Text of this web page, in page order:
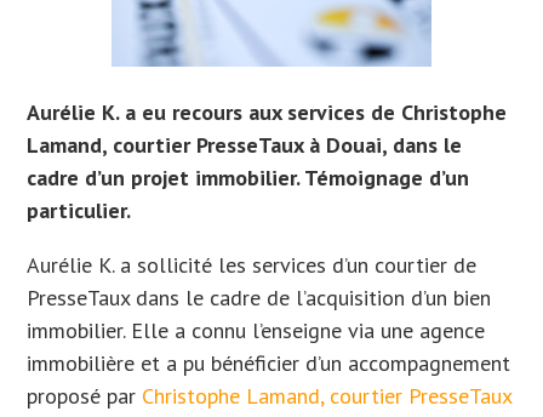
Aurélie K. a eu recours aux services de Christophe
Lamand, courtier PresseTaux à Douai, dans le
cadre d’un projet immobilier. Témoignage d’un
particulier.
Aurélie K. a sollicité les services d’un courtier de
PresseTaux dans le cadre de l’acquisition d’un bien
immobilier. Elle a connu l’enseigne via une agence
immobilière et a pu bénéficier d’un accompagnement
proposé par Christophe Lamand, courtier PresseTaux